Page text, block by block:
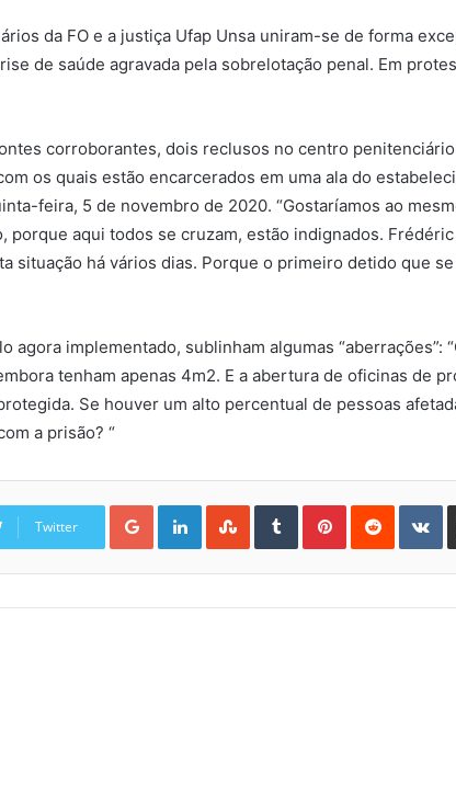
da FO e a justiça Ufap Unsa uniram-se de forma
de saúde agravada pela sobrelotação penal. Em
corroborantes, dois reclusos no centro
os quais estão encarcerados em uma ala do
feira, 5 de novembro de 2020. “Gostaríamos ao
porque aqui todos se cruzam, estão indignados.
situação há vários dias. Porque o primeiro detido que
agora implementado, sublinham algumas
tenham apenas 4m2. E a abertura de oficinas de
Se houver um alto percentual de pessoas
a prisão? “
Twitter
Google+LinkedInStumbleUpon
TumblrPinterestReddit